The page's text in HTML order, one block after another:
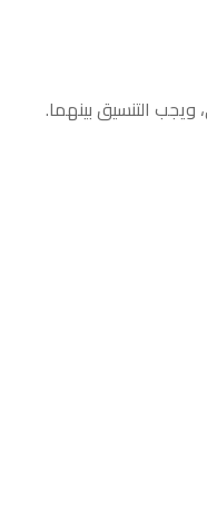
ويجب التنسيق بينهما.